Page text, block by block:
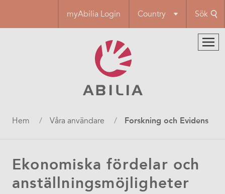
huvudinnehåll
myAbilia Login Country Sök
Länkstig
Hem Våra användare Forskning och Evidens
Ekonomiska fördelar och
anställningsmöjligheter